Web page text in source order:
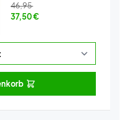
46,95
37,50€